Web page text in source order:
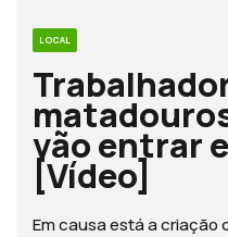
LOCAL
vão entrar
[Vídeo]
Em causa está a criação